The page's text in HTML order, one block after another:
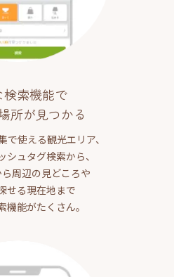
検索機能で
所が見つかる
で使える観光エリア、
シュタグ検索から、
周辺の見どころや
せる現在地まで
機能がたくさん。